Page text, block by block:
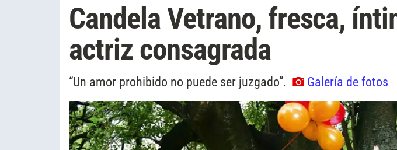
Candela Vetrano, fresca,
actriz consagrada
“Un amor prohibido no puede ser juzgado”. Galería de fotos